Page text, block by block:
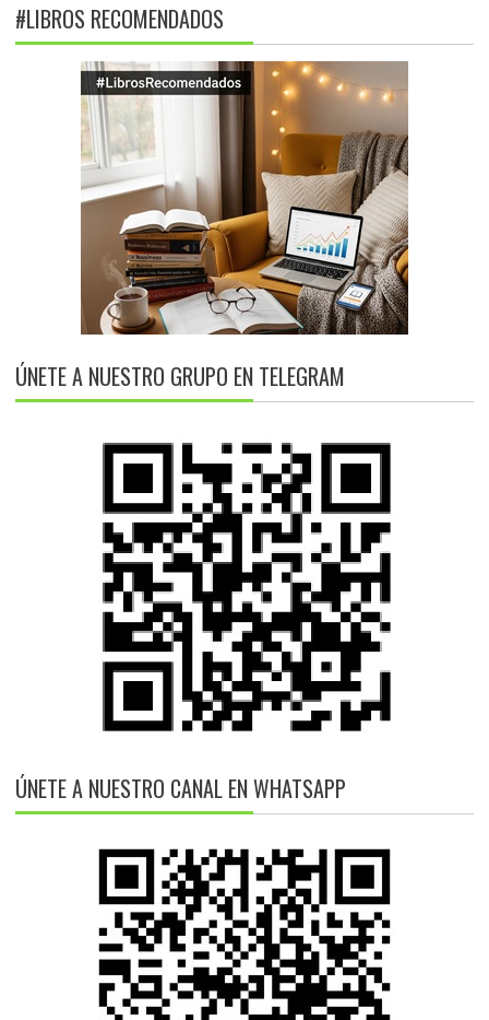
#LIBROS RECOMENDADOS
ÚNETE A NUESTRO GRUPO EN TELEGRAM
ÚNETE A NUESTRO CANAL EN WHATSAPP